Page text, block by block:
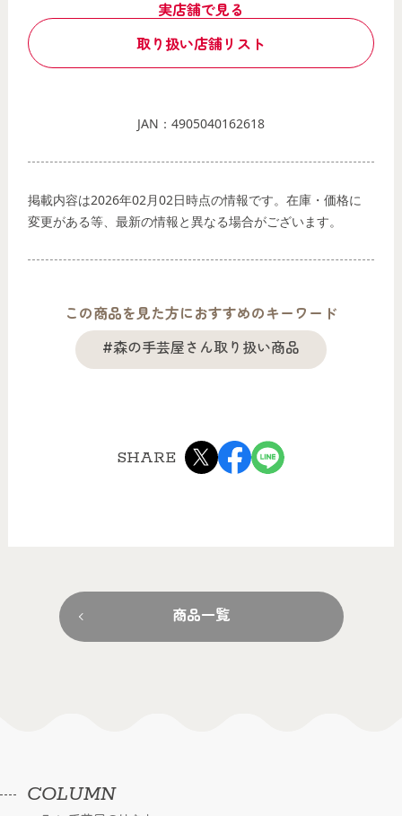
実店舗で見る
取り扱い店舗リスト
JAN：4905040162618
掲載内容は2026年02月02日時点の情報です。在庫・価格に
変更がある等、最新の情報と異なる場合がございます。
この商品を見た方におすすめのキーワード
#森の手芸屋さん取り扱い商品
SHARE
商品一覧
COLUMN